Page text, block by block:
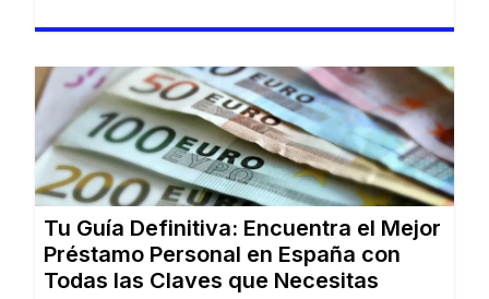
largamente esperados, tener la información
adecuada sobre préstamos disponibles puede
marcar la diferencia. En esta guía, descubrirás
los mejores préstamos personales del mercado
español: Dineti, BBVA Préstamo Personal,
Cofidis, […]
Tu Guía Definitiva: Encuentra el Mejor
Préstamo Personal en España con
Todas las Claves que Necesitas